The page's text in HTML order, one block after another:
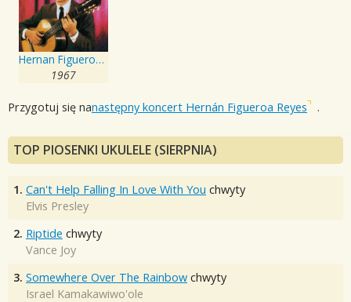
Hernan Figueroa Reyes El Unico
1967
Przygotuj się nanastępny koncert Hernán Figueroa Reyes .
TOP PIOSENKI UKULELE (SIERPNIA)
1. Can't Help Falling In Love With You chwyty
Elvis Presley
2. Riptide chwyty
Vance Joy
3. Somewhere Over The Rainbow chwyty
Israel Kamakawiwo'ole